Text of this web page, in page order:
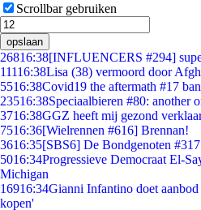
Scrollbar gebruiken
opslaan
26816:38[INFLUENCERS #294]
11116:38Lisa (38) vermoord door
5516:38Covid19 the aftermath #17
23516:38Speciaalbieren #80: another
3716:38GGZ heeft mij gezond
7516:36[Wielrennen #616] Brennan!
3616:35[SBS6] De Bondgenoten
5016:34Progressieve Democraat El-
Michigan
16916:34Gianni Infantino doet
kopen'